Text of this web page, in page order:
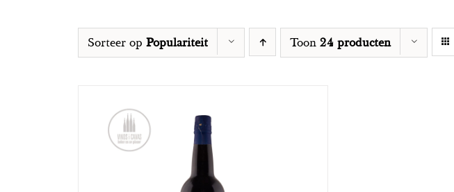
Sorteer op Populariteit Toon 24 producten